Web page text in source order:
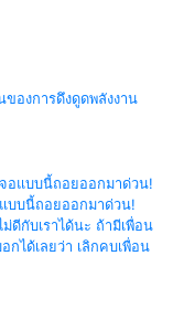
ของการดึงดูดพลังงาน
บบนี้ถอยออกมาด่วน!
ดีกับเราได้นะ ถ้ามีเพื่อน
ได้เลยว่า เลิกคบเพื่อน